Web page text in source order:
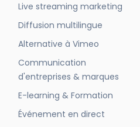
Live streaming marketing
Diffusion multilingue
Alternative à Vimeo
Communication
d'entreprises & marques
E-learning & Formation
Événement en direct